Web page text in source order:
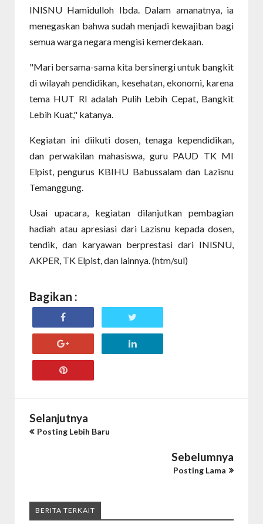
INISNU Hamidulloh Ibda. Dalam amanatnya, ia
menegaskan bahwa sudah menjadi kewajiban bagi
semua warga negara mengisi kemerdekaan.
"Mari bersama-sama kita bersinergi untuk bangkit
di wilayah pendidikan, kesehatan, ekonomi, karena
tema HUT RI adalah Pulih Lebih Cepat, Bangkit
Lebih Kuat," katanya.
Kegiatan ini diikuti dosen, tenaga kependidikan,
dan perwakilan mahasiswa, guru PAUD TK MI
Elpist, pengurus KBIHU Babussalam dan Lazisnu
Temanggung.
Usai upacara, kegiatan dilanjutkan pembagian
hadiah atau apresiasi dari Lazisnu kepada dosen,
tendik, dan karyawan berprestasi dari INISNU,
AKPER, TK Elpist, dan lainnya. (htm/sul)
Bagikan :
Selanjutnya
Posting Lebih Baru
Sebelumnya
Posting Lama
BERITA TERKAIT